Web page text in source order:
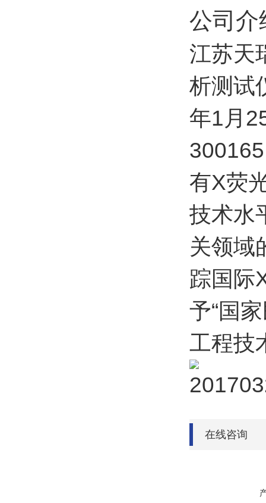
公司介
江苏天
析测试
年1月
有X荧
技术水
关领域
踪国际
予“国
工程技
在线咨询